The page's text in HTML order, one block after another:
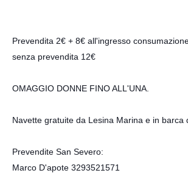
Prevendita 2€ + 8€ all'ingresso
senza prevendita 12€
OMAGGIO DONNE FINO ALL'UNA.
Navette gratuite da Lesina Marina e in barca
Prevendite San Severo:
Marco D'apote 3293521571